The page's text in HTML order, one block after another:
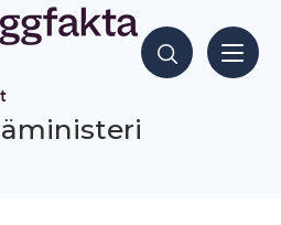
Hae sisältöjä